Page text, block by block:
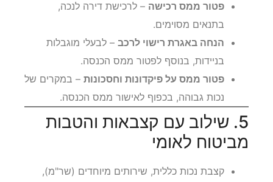
פטור ממס רכישה – לרכישת דירה לנכה,
בתנאים מסוימים.
הנחה באגרת רישוי לרכב – לבעלי מוגבלות
בניידות, בנוסף לפטור ממס הכנסה.
פטור ממס על פיקדונות וחסכונות – במקרים של
נכות גבוהה, בכפוף לאישור ממס הכנסה.
5. שילוב עם קצבאות והטבות
מביטוח לאומי
קצבת נכות כללית, שירותים מיוחדים (שר"מ),